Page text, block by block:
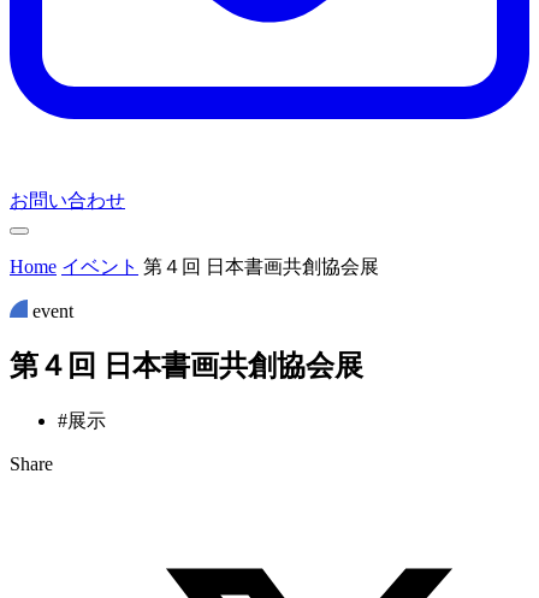
お問い合わせ
Home イベント 第４回 日本書画共創協会展
event
第４ 回 日 本書画共創協会展
#展示
Share